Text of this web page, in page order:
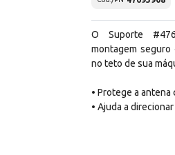
O Suporte
montagem seguro
no teto de sua
• Protege a
• Ajuda a